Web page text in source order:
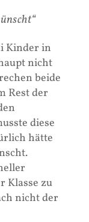
Kinder in
nicht
beide
Rest der
diese
hätte
Klasse zu
nicht der